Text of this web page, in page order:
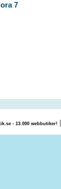
7
- 13.000 webbutiker!|
S.